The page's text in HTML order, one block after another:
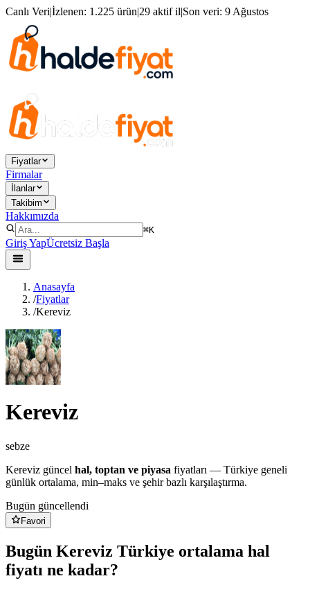
Canlı Veri|İzlenen: 1.225 ürün|29 aktif il|Son veri: 9 Ağustos
Fiyatlar
Firmalar
İlanlar
Takibim
Hakkımızda
⌘K
Giriş YapÜcretsiz Başla
Anasayfa
/Fiyatlar
/Kereviz
Kereviz
sebze
Kereviz güncel hal, toptan ve piyasa fiyatları — Türkiye geneli
günlük ortalama, min–maks ve şehir bazlı karşılaştırma.
Bugün güncellendi
Favori
Bugün Kereviz Türkiye ortalama hal
fiyatı ne kadar?